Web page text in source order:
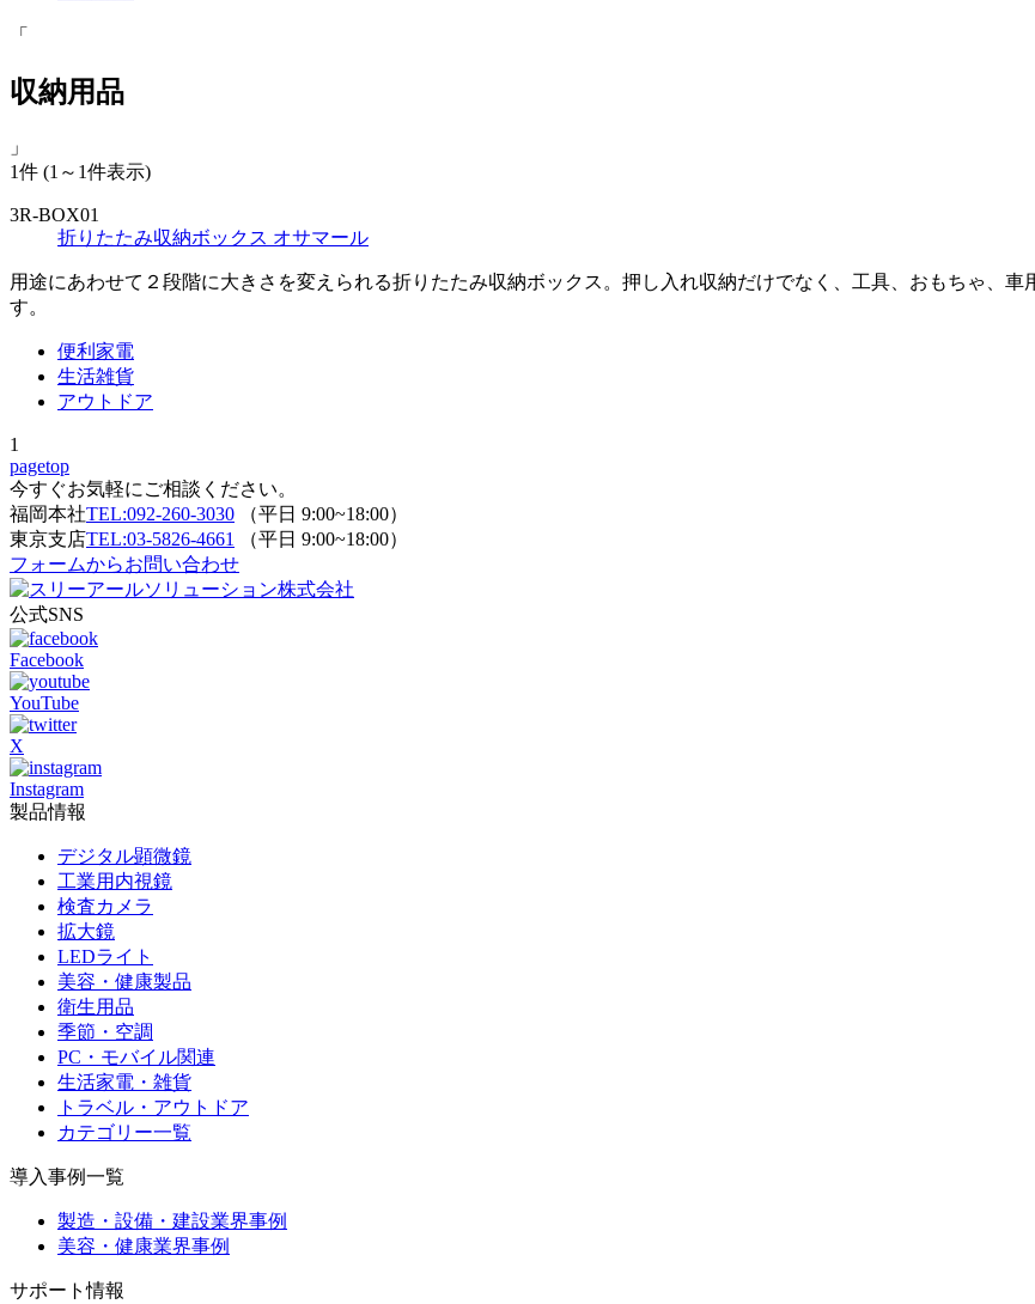
「
収納用品
」
1件 (1～1件表示)
3R-BOX01
折りたたみ収納ボックス オサマール
用途にあわせて２段階に大きさを変えられる折りたたみ収納ボックス。押し入れ収納だけでなく、工具、おもちゃ、
す。
便利家電
生活雑貨
アウトドア
1
pagetop
今すぐお気軽にご相談ください。
福岡本社TEL:092-260-3030 （平日 9:00~18:00）
東京支店TEL:03-5826-4661
（平日 9:00~18:00）
フォームからお問い合わせ
公式SNS
Facebook
YouTube
X
Instagram
製品情報
デジタル顕微鏡
工業用内視鏡
検査カメラ
拡大鏡
LEDライト
美容・健康製品
衛生用品
季節・空調
PC・モバイル関連
生活家電・雑貨
トラベル・アウトドア
カテゴリー一覧
導入事例一覧
製造・設備・建設業界事例
美容・健康業界事例
サポート情報